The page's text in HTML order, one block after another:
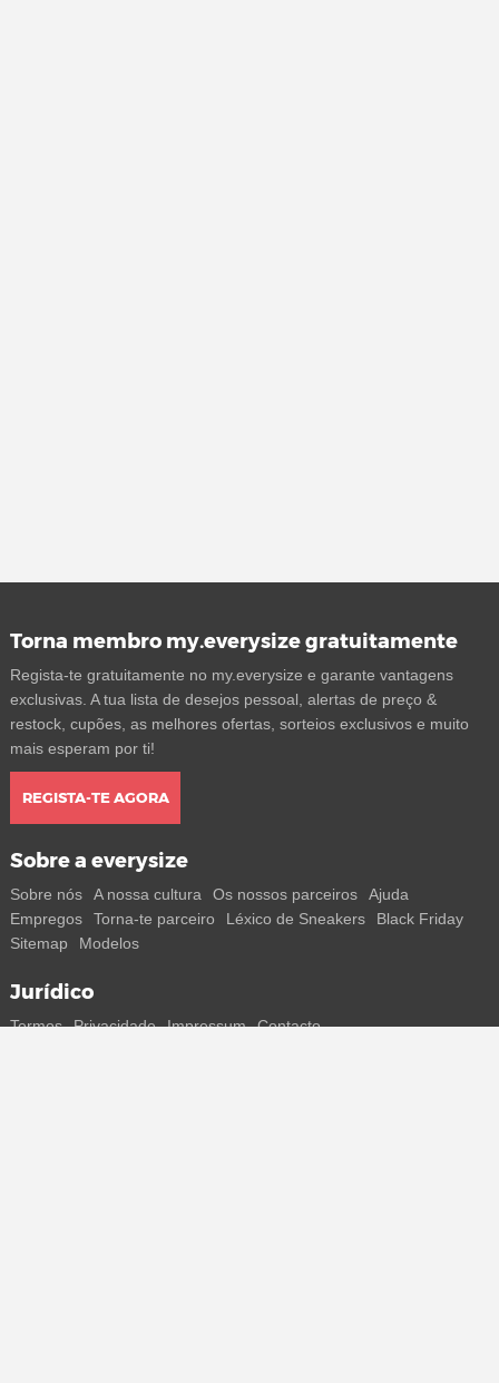
Torna membro my.everysize gratuitamente
Regista-te gratuitamente no my.everysize e garante vantagens
exclusivas. A tua lista de desejos pessoal, alertas de preço &
restock, cupões, as melhores ofertas, sorteios exclusivos e muito
mais esperam por ti!
REGISTA-TE AGORA
Sobre a everysize
Sobre nós A nossa cultura Os nossos parceiros
Ajuda
Empregos
Torna-te parceiro Léxico de Sneakers
Black Friday
Sitemap
Modelos
Jurídico
Termos Privacidade Impressum Contacto